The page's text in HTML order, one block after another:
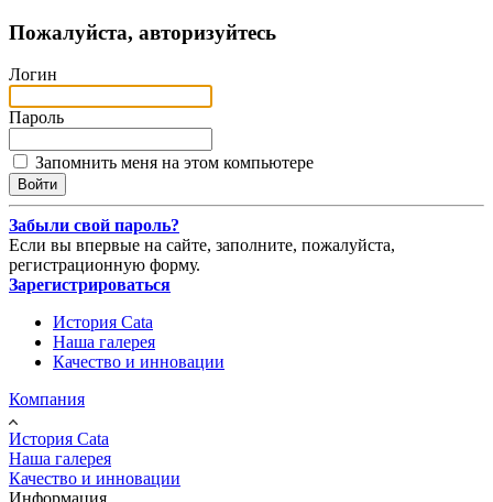
Пожалуйста, авторизуйтесь
Логин
Пароль
Запомнить меня на этом компьютере
Забыли свой пароль?
Если вы впервые на сайте, заполните, пожалуйста,
регистрационную форму.
Зарегистрироваться
История Cata
Наша галерея
Качество и инновации
Компания
История Cata
Наша галерея
Качество и инновации